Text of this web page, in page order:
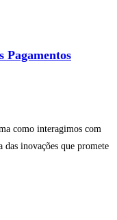
Pagamentos
como interagimos com
inovações que promete